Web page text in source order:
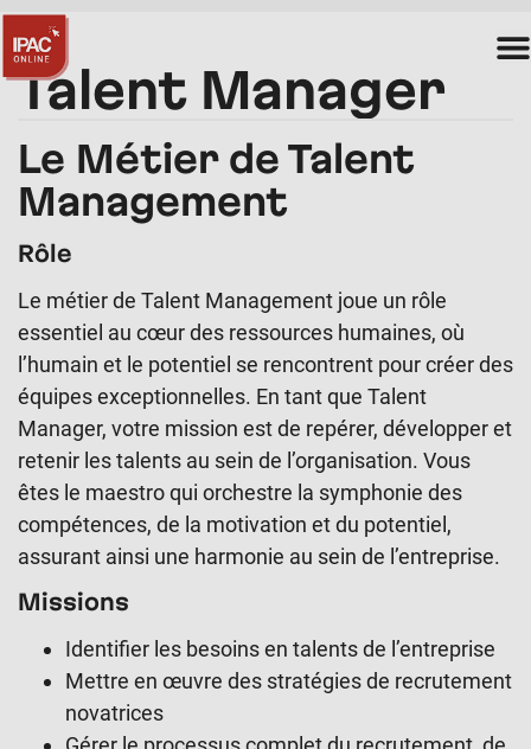
Talent Manager
Le Métier de Talent
Management
Rôle
Le métier de Talent Management joue un rôle
essentiel au cœur des ressources humaines, où
l’humain et le potentiel se rencontrent pour créer des
équipes exceptionnelles. En tant que Talent
Manager, votre mission est de repérer, développer et
retenir les talents au sein de l’organisation. Vous
êtes le maestro qui orchestre la symphonie des
compétences, de la motivation et du potentiel,
assurant ainsi une harmonie au sein de l’entreprise.
Missions
Identifier les besoins en talents de l’entreprise
Mettre en œuvre des stratégies de recrutement
novatrices